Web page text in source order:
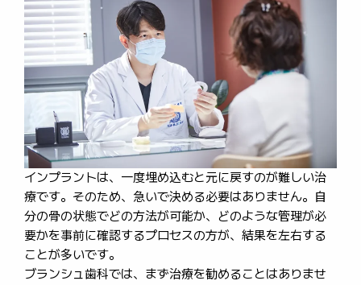
インプラントは、一度埋め込むと元に戻すのが難しい治
療です。そのため、急いで決める必要はありません。自
分の骨の状態でどの方法が可能か、どのような管理が必
要かを事前に確認するプロセスの方が、結果を左右する
ことが多いです。
ブランシュ歯科では、まず治療を勧めることはありませ